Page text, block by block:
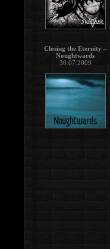
Closing the Eternity –
Noughtwards
30.07.2009